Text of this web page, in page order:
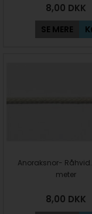
8,00 DKK
SE MERE
Anoraksnor- Råhvid.
meter
8,00 DKK